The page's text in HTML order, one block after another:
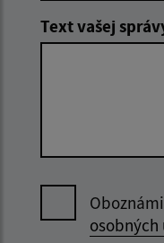
Text vašej